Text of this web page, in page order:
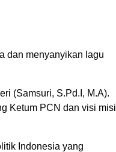
dan menyanyikan lagu
(Samsuri, S.Pd.I, M.A).
Ketum PCN dan visi misi
Indonesia yang